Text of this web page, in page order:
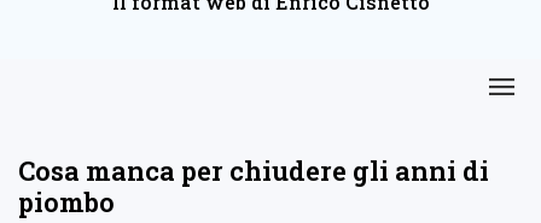
Cosa manca per chiudere gli anni di
piombo